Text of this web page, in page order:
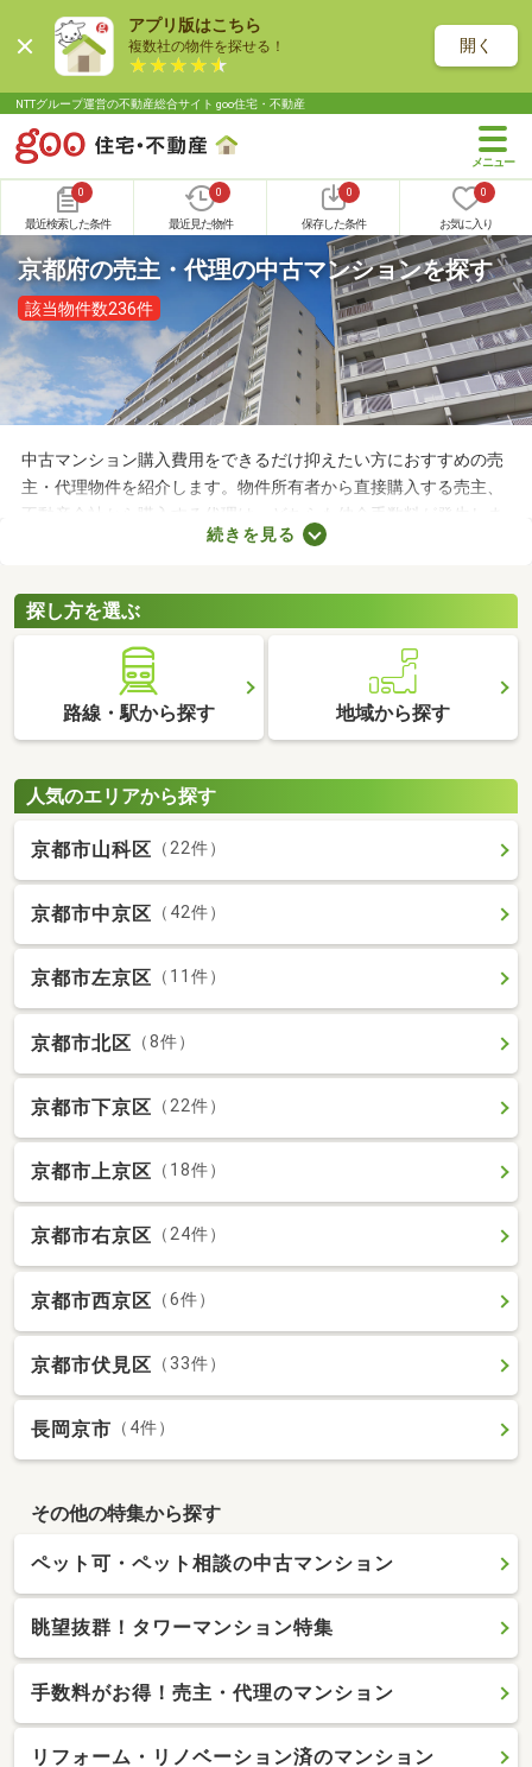
アプリ版はこちら
複数社の物件を探せる！ 開く
NTTグループ運営の不動産総合サイト goo住宅・不動産
0
最近検索した条件
0
最近見た物件
0
保存した条件
0
お気に入り
京都府の売主・代理の中古マンションを探す
該当物件数236件
中古マンション購入費用をできるだけ抑えたい方におすすめの売
主・代理物件を紹介します。物件所有者から直接購入する売主、
不動産会社から購入する代理は、どちらも仲介手数料が発生しま
せん。物件価格×3.3～5.5％で決まる仲介手数料は、場合によって
をチェックしてみてくださいね。
続きを見る
探し方を選ぶ
路線・駅から探す 地域から探す
人気のエリアから探す
京都市山科区 （22件）
京都市中京区 （42件）
京都市左京区 （11件）
京都市北区 （8件）
京都市下京区 （22件）
京都市上京区 （18件）
京都市右京区 （24件）
京都市西京区 （6件）
京都市伏見区 （33件）
長岡京市 （4件）
その他の特集から探す
ペット可・ペット相談の中古マンション
眺望抜群！タワーマンション特集
手数料がお得！売主・代理のマンション
リフォーム・リノベーション済のマンション